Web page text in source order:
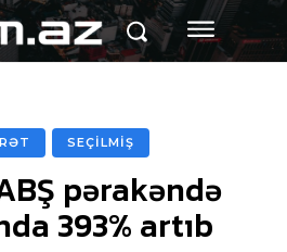
SEÇİLMİŞ
pərakəndə
393% artıb